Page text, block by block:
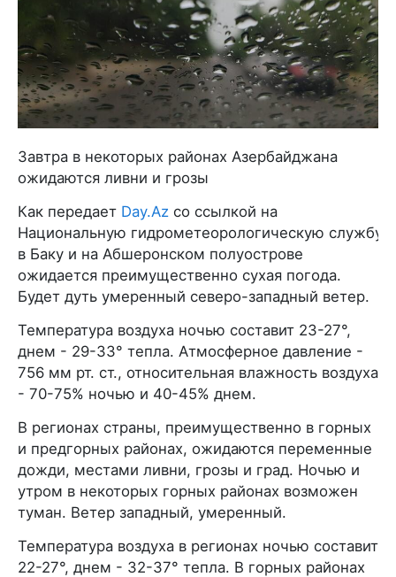
Завтра в некоторых районах Азербайджана
ожидаются ливни и грозы
Как передает Day.Az со ссылкой на
Национальную гидрометеорологическую службу,
в Баку и на Абшеронском полуострове
ожидается преимущественно сухая погода.
Будет дуть умеренный северо-западный ветер.
Температура воздуха ночью составит 23-27°,
днем - 29-33° тепла. Атмосферное давление -
756 мм рт. ст., относительная влажность воздуха
- 70-75% ночью и 40-45% днем.
В регионах страны, преимущественно в горных
и предгорных районах, ожидаются переменные
дожди, местами ливни, грозы и град. Ночью и
утром в некоторых горных районах возможен
туман. Ветер западный, умеренный.
Температура воздуха в регионах ночью составит
22-27°, днем - 32-37° тепла. В горных районах